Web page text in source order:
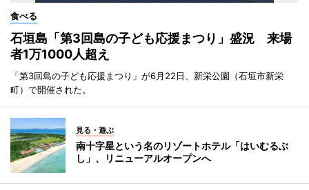
食べる
石垣島「第3回島の子ども応援まつり」盛況 来場
者1万1000人超え
「第3回島の子ども応援まつり」が6月22日、新栄公園（石垣市新栄
町）で開催された。
見る・遊ぶ
南十字星という名のリゾートホテル「はいむるぶ
し」、リニューアルオープンへ